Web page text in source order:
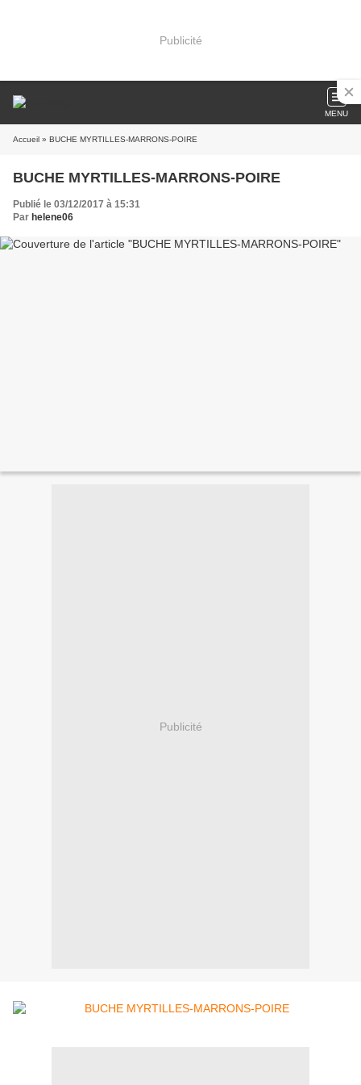
Publicité
MENU
Accueil » BUCHE MYRTILLES-MARRONS-POIRE
BUCHE MYRTILLES-MARRONS-POIRE
Publié le 03/12/2017 à 15:31
Par helene06
Publicité